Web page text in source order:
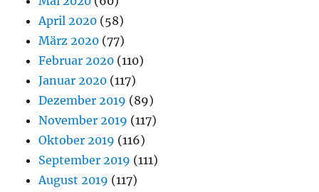
April 2020 (58)
März 2020 (77)
Februar 2020 (110)
Januar 2020 (117)
Dezember 2019 (89)
November 2019 (117)
Oktober 2019 (116)
September 2019 (111)
August 2019 (117)